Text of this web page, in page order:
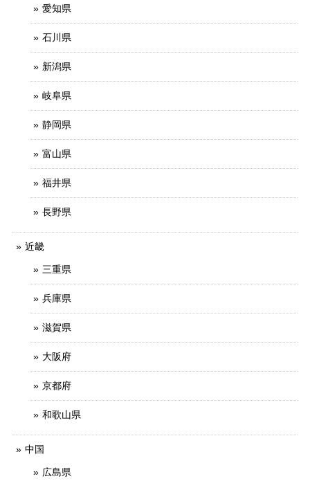
愛知県
石川県
新潟県
岐阜県
静岡県
富山県
福井県
長野県
近畿
三重県
兵庫県
滋賀県
大阪府
京都府
和歌山県
中国
広島県